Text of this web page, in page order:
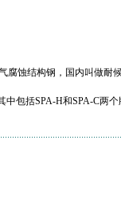
腐蚀结构钢，国内叫做耐
中包括SPA-H和SPA-C两个